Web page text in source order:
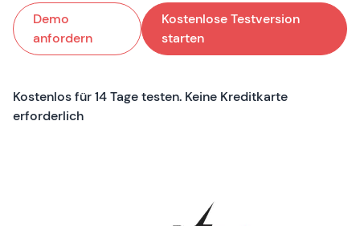
Demo
anfordern
Kostenlose Testversion
starten
Kostenlos für 14 Tage testen. Keine Kreditkarte
erforderlich